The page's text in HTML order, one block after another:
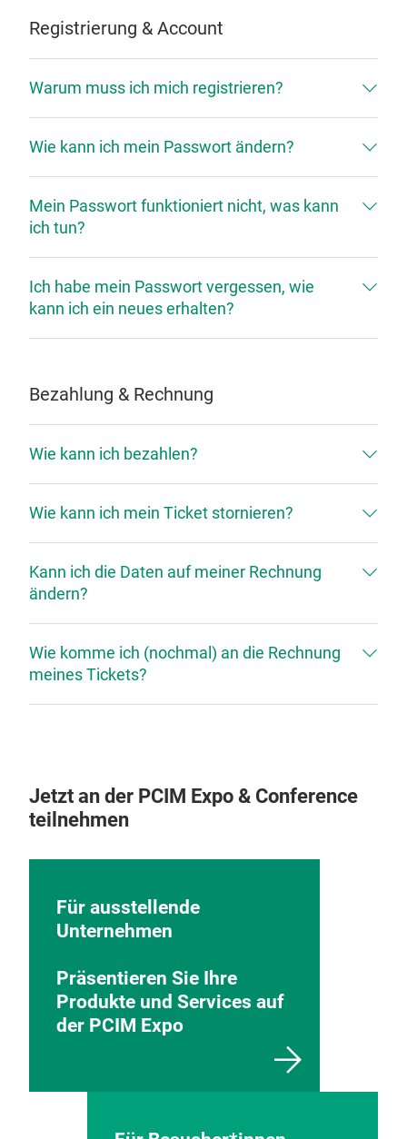
Registrierung & Account
Warum muss ich mich registrieren?
Wie kann ich mein Passwort ändern?
Mein Passwort funktioniert nicht, was kann
ich tun?
Ich habe mein Passwort vergessen, wie
kann ich ein neues erhalten?
Bezahlung & Rechnung
Wie kann ich bezahlen?
Wie kann ich mein Ticket stornieren?
Kann ich die Daten auf meiner Rechnung
ändern?
Wie komme ich (nochmal) an die Rechnung
meines Tickets?
Jetzt an der PCIM Expo & Conference
teilnehmen
Für ausstellende
Unternehmen
Präsentieren Sie Ihre
Produkte und Services auf
der PCIM Expo